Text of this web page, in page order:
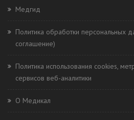
Медгид
Политика обработки персональных
соглашение)
Политика использования cookies,
сервисов веб-аналитики
О Медикал